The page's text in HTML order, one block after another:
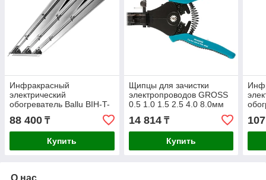
Инфракрасный
электрический
обогреватель Ballu BIH-T-
88 400 ₸
Купить
Щипцы для зачистки
электропроводов GROSS
0.5 1.0 1.5 2.5 4.0 8.0мм
14 814₸
Купить